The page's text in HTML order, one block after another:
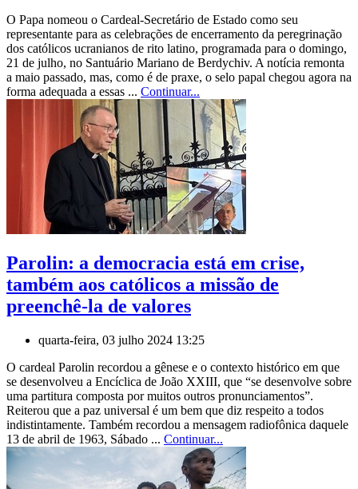
O Papa nomeou o Cardeal-Secretário de Estado como seu
representante para as celebrações de encerramento da peregrinação
dos católicos ucranianos de rito latino, programada para o domingo,
21 de julho, no Santuário Mariano de Berdychiv. A notícia remonta
a maio passado, mas, como é de praxe, o selo papal chegou agora na
forma adequada a essas ... Continuar...
Parolin: a democracia está em crise,
também aos católicos a missão de
preenchê-la de valores
quarta-feira, 03 julho 2024 13:25
O cardeal Parolin recordou a gênese e o contexto histórico em que
se desenvolveu a Encíclica de João XXIII, que “se desenvolve sobre
uma partitura composta por muitos outros pronunciamentos”.
Reiterou que a paz universal é um bem que diz respeito a todos
indistintamente. Também recordou a mensagem radiofônica daquele
13 de abril de 1963, Sábado ... Continuar...